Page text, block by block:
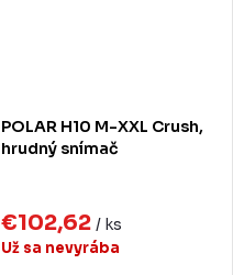
POLAR H10 M-XXL Crush,
hrudný snímač
€102,62 / ks
Už sa nevyrába